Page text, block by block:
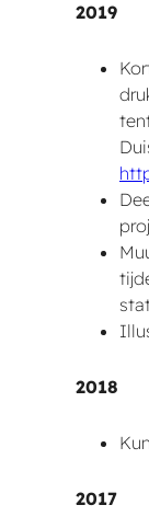
2019
2018
2017